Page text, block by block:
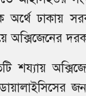
অর্থে ঢাকায়
অক্সিজেনের
শয্যায়